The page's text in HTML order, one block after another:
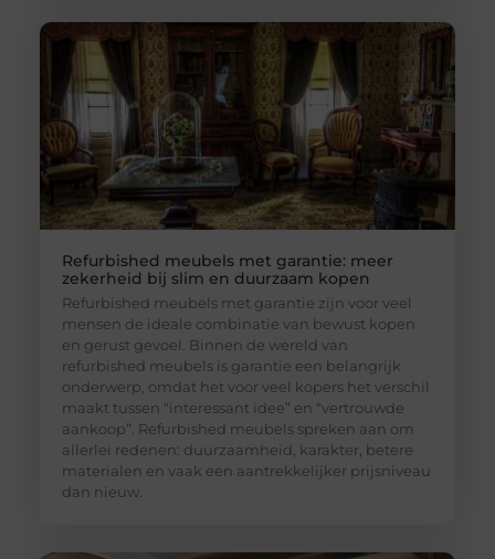
Refurbished meubels met garantie: meer
zekerheid bij slim en duurzaam kopen
Refurbished meubels met garantie zijn voor veel
mensen de ideale combinatie van bewust kopen
en gerust gevoel. Binnen de wereld van
refurbished meubels is garantie een belangrijk
onderwerp, omdat het voor veel kopers het verschil
maakt tussen “interessant idee” en “vertrouwde
aankoop”. Refurbished meubels spreken aan om
allerlei redenen: duurzaamheid, karakter, betere
materialen en vaak een aantrekkelijker prijsniveau
dan nieuw.